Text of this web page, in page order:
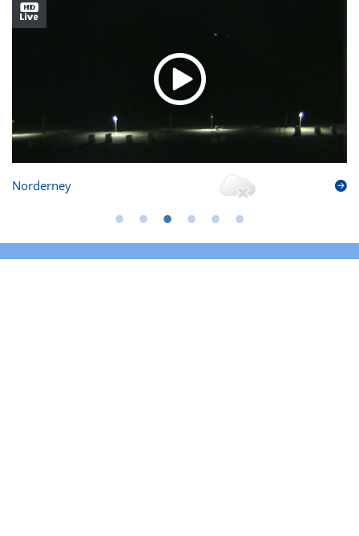
Norderney